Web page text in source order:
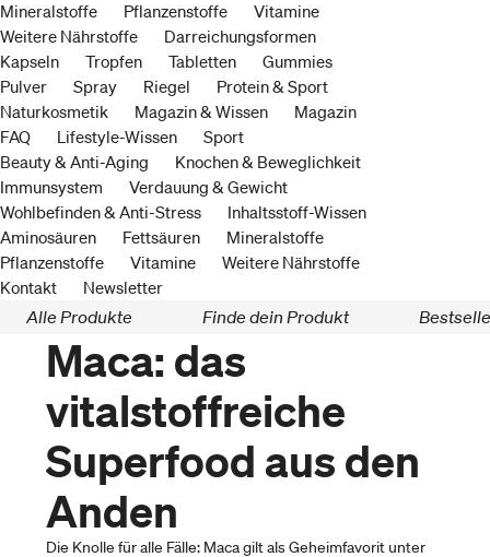
Mineralstoffe
Pflanzenstoffe
Vitamine
Weitere Nährstoffe
Darreichungsformen
Kapseln
Tropfen Tabletten
Gummies
Pulver
Spray Riegel
Protein & Sport
Naturkosmetik
Magazin & Wissen
Magazin
FAQ
Lifestyle-Wissen
Sport
Beauty & Anti-Aging
Knochen & Beweglichkeit
Immunsystem
Verdauung & Gewicht
Wohlbefinden & Anti-Stress
Inhaltsstoff-Wissen
Aminosäuren
Fettsäuren
Mineralstoffe
Pflanzenstoffe
Vitamine
Weitere Nährstoffe
Kontakt
Newsletter
Alle Produkte Finde dein Produkt
Maca: das
vitalstoffreiche
Superfood aus den
Anden
Die Knolle für alle Fälle: Maca gilt als Geheimfavorit unter